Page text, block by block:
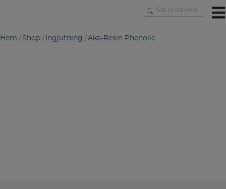
Hem / Shop / Ingjutning / Aka-Resin Phenolic